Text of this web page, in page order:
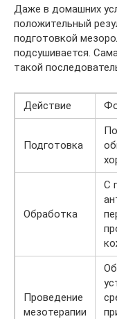
Даже в домашних
положительный
подготовкой
подсушивается.
такой
Действие
Подготовка
Обработка
С
Проведение
мезотерапии